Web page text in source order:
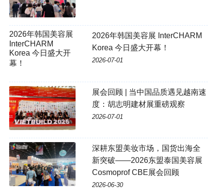
2026年韩国美容展
InterCHARM
Korea 今日盛大开
幕！
2026年韩国美容展 InterCHARM
Korea 今日盛大开幕！
2026-07-01
展会回顾 | 当中国品质遇见越南速
度：胡志明建材展重磅观察
2026-07-01
深耕东盟美妆市场，国货出海全
新突破——2026东盟泰国美容展
Cosmoprof CBE展会回顾
2026-06-30